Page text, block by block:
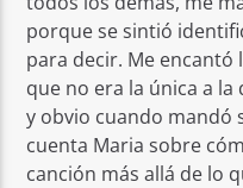
porque se sintió
para decir. Me encantó
que no era la única a
y obvio cuando mandó
cuenta Maria sobre
canción más allá de lo